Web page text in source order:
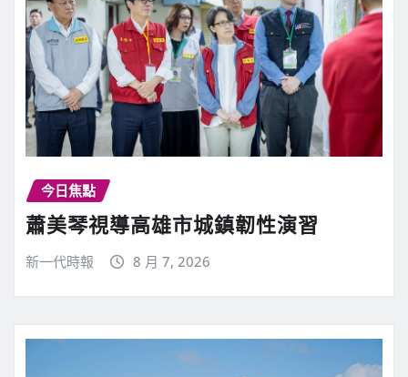
今日焦點
蕭美琴視導高雄市城鎮韌性演習
新一代時報 8 月 7, 2026